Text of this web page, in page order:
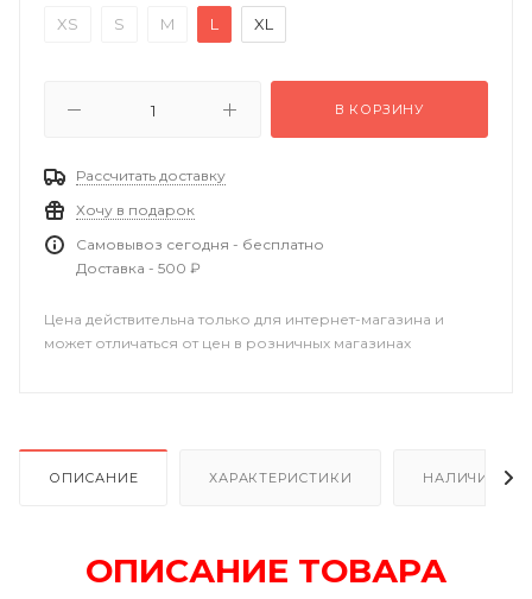
XS S M L XL
В КОРЗИНУ
Рассчитать доставку
Хочу в подарок
Самовывоз сегодня - бесплатно
Доставка - 500 ₽
Цена действительна только для интернет-магазина и
может отличаться от цен в розничных магазинах
ОПИСАНИЕ ХАРАКТЕРИСТИКИ НАЛИЧИЕ
ОПИСАНИЕ ТОВАРА